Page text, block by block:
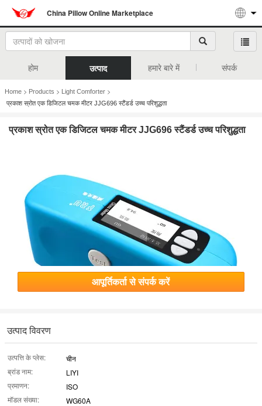
China Pillow Online Marketplace
होम उत्पाद हमारे बारे में संपर्क
Home > Products > Light Comforter >
प्रकाश स्रोत एक डिजिटल चमक मीटर JJG696 स्टैंडर्ड उच्च परिशुद्धता
प्रकाश स्रोत एक डिजिटल चमक मीटर JJG696 स्टैंडर्ड उच्च परिशुद्धता
आपूर्तिकर्ता से संपर्क करें
उत्पाद विवरण
उत्पत्ति के प्लेस:
चीन
ब्रांड नाम:
LIYI
प्रमाणन:
ISO
मॉडल संख्या:
WG60A